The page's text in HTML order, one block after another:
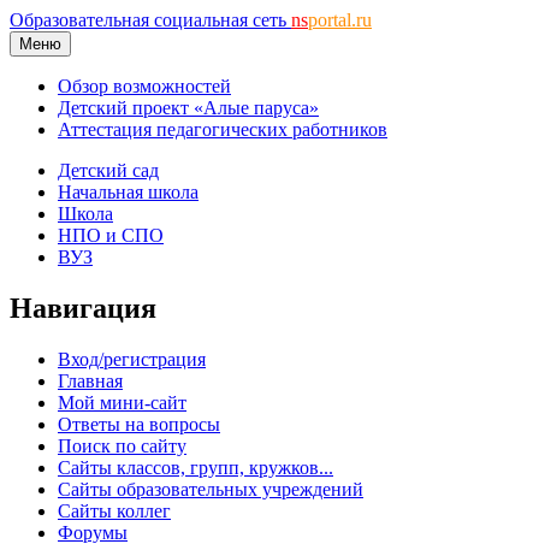
Образовательная социальная сеть nsportal.ru
Меню
Обзор возможностей
Детский проект «Алые паруса»
Аттестация педагогических работников
Детский сад
Начальная школа
Школа
НПО и СПО
ВУЗ
Навигация
Вход/регистрация
Главная
Мой мини-сайт
Ответы на вопросы
Поиск по сайту
Сайты классов, групп, кружков...
Сайты образовательных учреждений
Сайты коллег
Форумы